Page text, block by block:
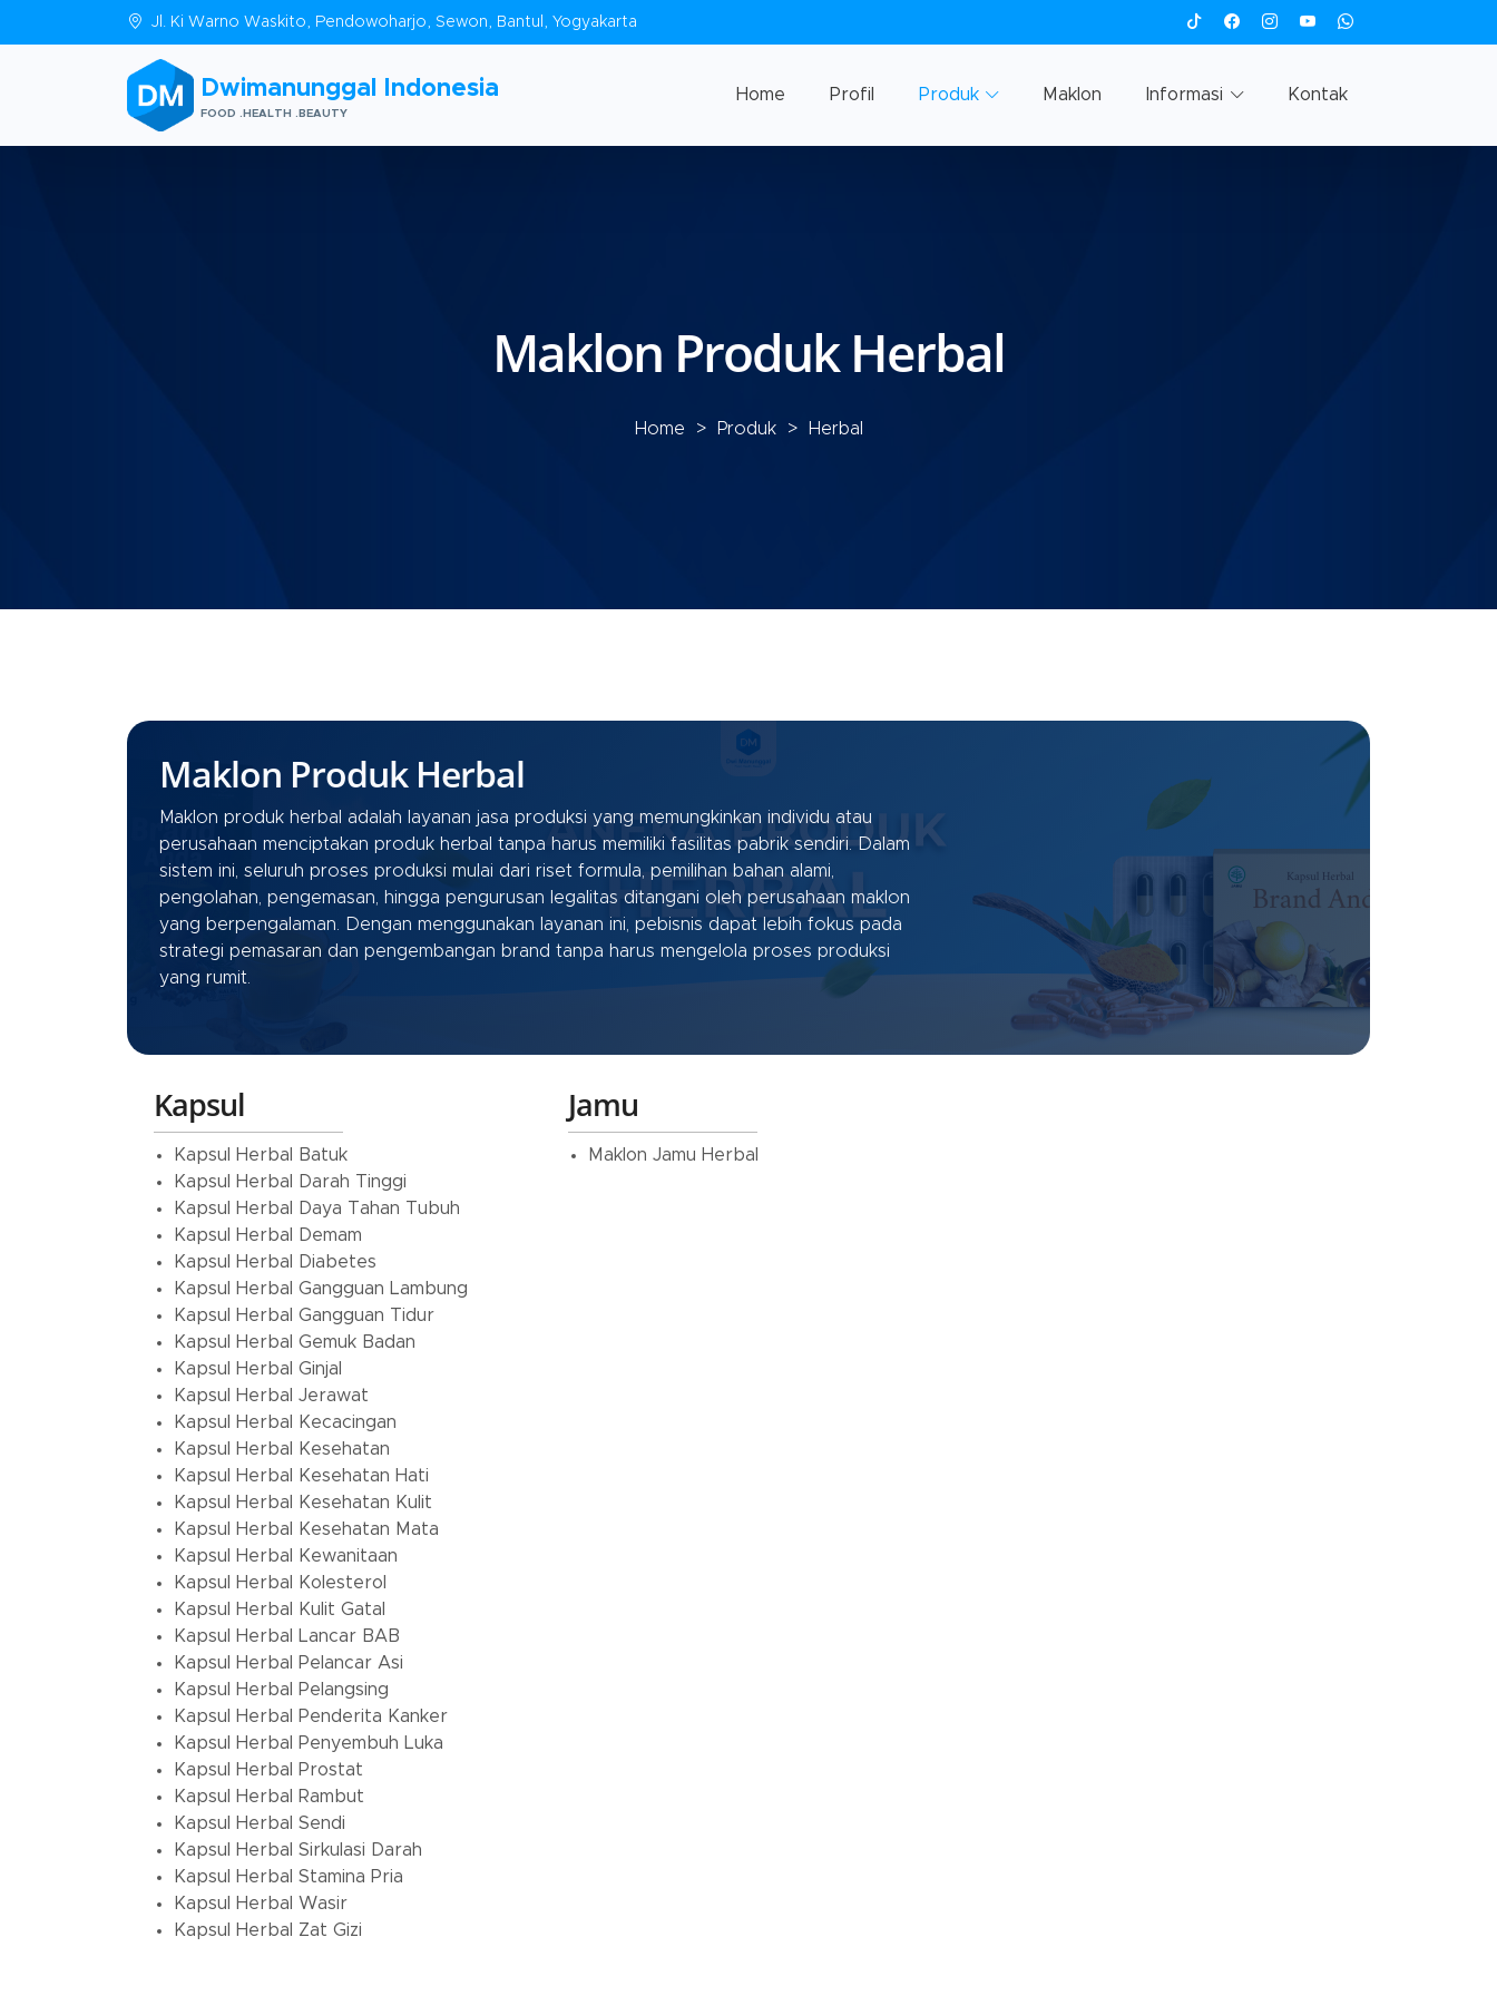
Jl. Ki Warno Waskito, Pendowoharjo, Sewon, Bantul, Yogyakarta
Dwimanunggal Indonesia
FOOD .HEALTH .BEAUTY
Home Profil Produk Maklon Informasi Kontak
Maklon Produk Herbal
Home > Produk> Herbal
Maklon Produk Herbal
Maklon produk herbal adalah layanan jasa produksi yang memungkinkan individu atau
perusahaan menciptakan produk herbal tanpa harus memiliki fasilitas pabrik sendiri. Dalam
sistem ini, seluruh proses produksi mulai dari riset formula, pemilihan bahan alami,
pengolahan, pengemasan, hingga pengurusan legalitas ditangani oleh perusahaan maklon
yang berpengalaman. Dengan menggunakan layanan ini, pebisnis dapat lebih fokus pada
strategi pemasaran dan pengembangan brand tanpa harus mengelola proses produksi
yang rumit.
Kapsul
Kapsul Herbal Batuk
Kapsul Herbal Darah Tinggi
Kapsul Herbal Daya Tahan Tubuh
Kapsul Herbal Demam
Kapsul Herbal Diabetes
Kapsul Herbal Gangguan Lambung
Kapsul Herbal Gangguan Tidur
Kapsul Herbal Gemuk Badan
Kapsul Herbal Ginjal
Kapsul Herbal Jerawat
Kapsul Herbal Kecacingan
Kapsul Herbal Kesehatan
Kapsul Herbal Kesehatan Hati
Kapsul Herbal Kesehatan Kulit
Kapsul Herbal Kesehatan Mata
Kapsul Herbal Kewanitaan
Kapsul Herbal Kolesterol
Kapsul Herbal Kulit Gatal
Kapsul Herbal Lancar BAB
Kapsul Herbal Pelancar Asi
Kapsul Herbal Pelangsing
Kapsul Herbal Penderita Kanker
Kapsul Herbal Penyembuh Luka
Kapsul Herbal Prostat
Kapsul Herbal Rambut
Kapsul Herbal Sendi
Kapsul Herbal Sirkulasi Darah
Kapsul Herbal Stamina Pria
Kapsul Herbal Wasir
Kapsul Herbal Zat Gizi
Jamu
Maklon Jamu Herbal